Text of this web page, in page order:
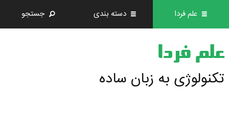
علم فردا دسته بندی جستجو
علم فردا
تکنولوژی به زبان ساده